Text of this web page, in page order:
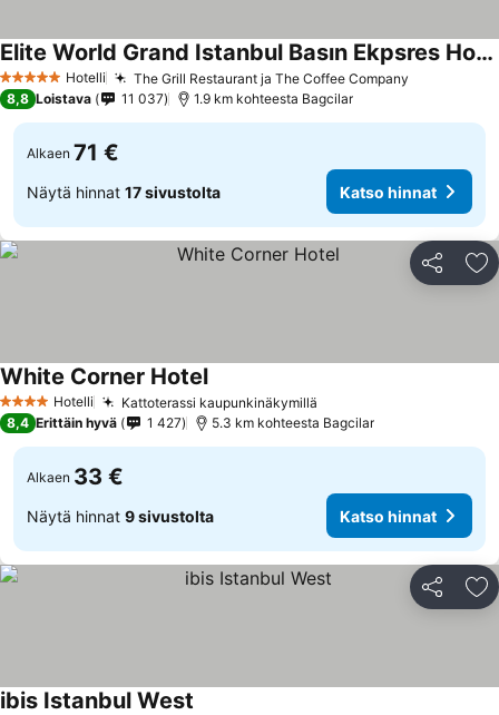
5 Tähtiluokitus
Hotelli The Grill Restaurant ja The Coffee Company
Elite World Grand Istanbul Basın Ekpsres Hotel
8,8 Loistava 11 037 1.9 km kohteesta Bagcilar
Alkaen 71 €
Näytä hinnat 17 sivustolta Katso hinnat
Jaa
4 Tähtiluokitus
Hotelli Kattoterassi kaupunkinäkymillä
White Corner Hotel
8,4 Erittäin hyvä 1 427 5.3 km kohteesta Bagcilar
Alkaen 33 €
Näytä hinnat 9 sivustolta Katso hinnat
Jaa
ibis Istanbul West